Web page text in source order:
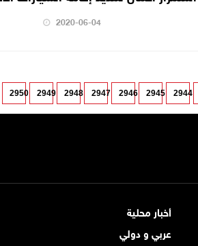
2020-06-04
2944
2945
2946
2947
2948
2949
2950
أخبار محلية
عربي و دولي